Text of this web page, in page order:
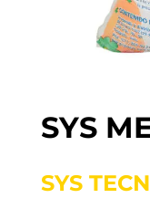
SYS
SYS